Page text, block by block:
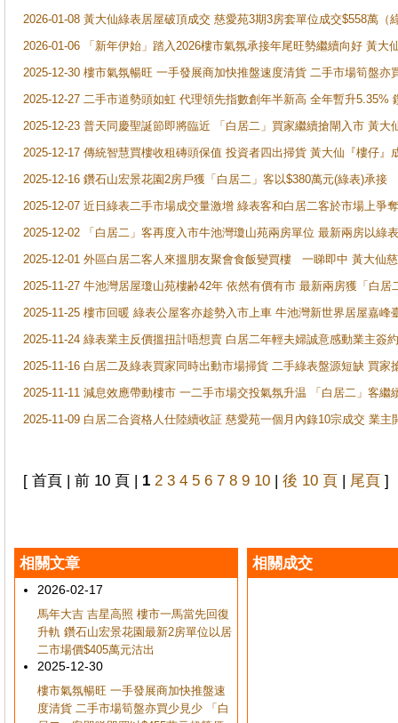
2026-01-08 黃大仙綠表居屋破頂成交 慈愛苑3期3房套單位成交$558萬（
2026-01-06 「新年伊始」踏入2026樓市氣氛承接年尾旺勢繼續向好 黃
2025-12-30 樓市氣氛暢旺 一手發展商加快推盤速度清貨 二手市場筍盤
2025-12-27 二手市道勢頭如虹 代理領先指數創年半新高 全年暫升5.35%
2025-12-23 普天同慶聖誕節即將臨近 「白居二」買家繼續搶閘入市 黃
2025-12-17 傳統智慧買樓收租磚頭保值 投資者四出掃貨 黃大仙『樓仔
2025-12-16 鑽石山宏景花園2房戶獲「白居二」客以$380萬元(綠表)承接
2025-12-07 近日綠表二手市場成交量激增 綠表客和白居二客於市場上
2025-12-02 「白居二」客再度入市牛池灣瓊山苑兩房單位 最新兩房以綠
2025-12-01 外區白居二客人來搵朋友聚會食飯變買樓 一睇即中 黃大仙
2025-11-27 牛池灣居屋瓊山苑樓齢42年 依然有價有市 最新兩房獲「白居
2025-11-25 樓市回暖 綠表公屋客亦趁勢入市上車 牛池灣新世界居屋嘉峰
2025-11-24 綠表業主反價搵扭計唔想賣 白居二年輕夫婦誠意感動業主簽
2025-11-16 白居二及綠表買家同時出動市場掃貨 二手綠表盤源短缺 買
2025-11-11 減息效應帶動樓市 一二手市場交投氣氛升温 「白居二」客
2025-11-09 白居二合資格人仕陸續收証 慈愛苑一個月內錄10宗成交 業
[ 首頁 | 前 10 頁 | 1 2 3 4 5 6 7 8 9 10 | 後 10 頁 | 尾頁 ]
相關文章
2026-02-17
馬年大吉 吉星高照 樓市一馬當先回復
升軌 鑽石山宏景花園最新2房單位以居
二市場價$405萬元沽出
2025-12-30
樓市氣氛暢旺 一手發展商加快推盤速
度清貨 二手市場筍盤亦買少見少 「白
相關成交